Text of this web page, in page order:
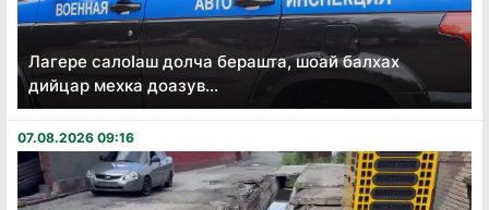
Лагере салоӏаш долча берашта, шоай балхах
дийцар мехка доазув...
07.08.2026 09:16